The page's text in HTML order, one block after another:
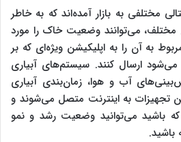
مختلفی به بازار آمده‌اند که به خاطر
می‌توانند وضعیت خاک را مورد
به آن را به اپلیکیشن ویژه‌ای که بر
ارسال کنند. سیستم‌های آبیاری
آب و هوا، زمان‌بندی آبیاری
تجهیزات به اینترنت متصل می‌شوند و
باشید می‌توانید وضعیت رشد و نمو
باشید.